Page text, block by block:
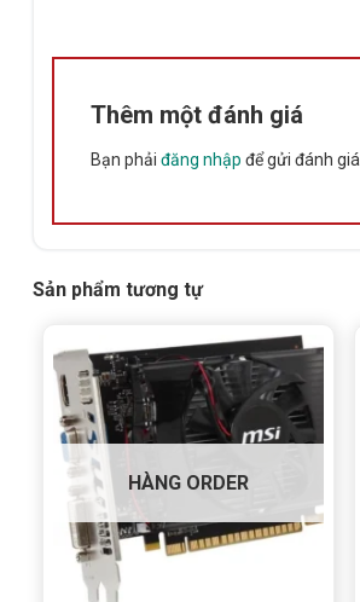
Thêm một đánh giá
Bạn phải đăng nhập để gửi đánh giá.
Sản phẩm tương tự
HÀNG ORDER